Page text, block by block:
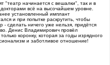
"театр начинается с вешалки", так и в
всё на высочайшем уровне.
установленный имплант
и при попытке раскрутить, чтобы
- сделать ничего уже нельзя, придётся
Денис Владимирович провёл
коронку, которая за годы изрядного
и заботливое отношение!